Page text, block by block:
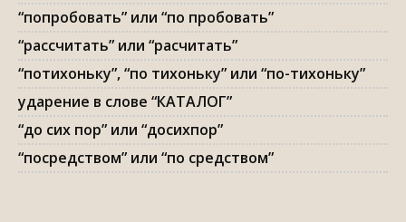
“попробовать” или “по пробовать”
“рассчитать” или “расчитать”
“потихоньку”, “по тихоньку” или “по-тихоньку”
ударение в слове “КАТАЛОГ”
“до сих пор” или “досихпор”
“посредством” или “по средством”